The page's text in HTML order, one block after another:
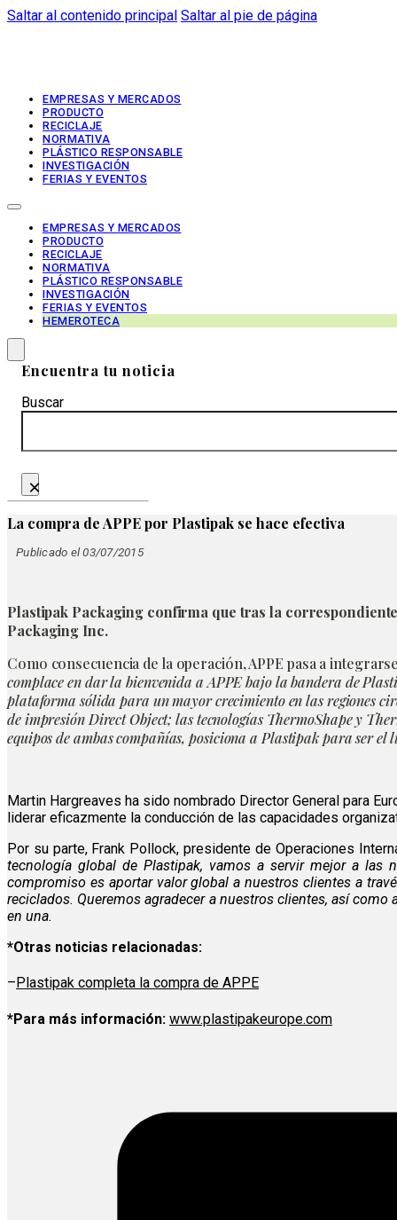
Saltar al contenido principal Saltar al pie de página
EMPRESAS Y MERCADOS
PRODUCTO
RECICLAJE
NORMATIVA
PLÁSTICO RESPONSABLE
INVESTIGACIÓN
FERIAS Y EVENTOS
EMPRESAS Y MERCADOS
PRODUCTO
RECICLAJE
NORMATIVA
PLÁSTICO RESPONSABLE
INVESTIGACIÓN
FERIAS Y EVENTOS
HEMEROTECA
Encuentra tu noticia
Buscar
×
La compra de APPE por Plastipak se hace efectiva
Publicado el 03/07/2015
Plastipak Packaging confirma que tras la
Packaging Inc.
Como consecuencia de la operación, APPE pasa a
complace en dar la bienvenida a APPE bajo la bandera de
plataforma sólida para un mayor crecimiento en las regiones
de impresión Direct Object; las tecnologías ThermoShape y
equipos de ambas compañías, posiciona a Plastipak para ser
Martin Hargreaves ha sido nombrado Director General para
liderar eficazmente la conducción de las capacidades
Por su parte, Frank Pollock, presidente de Operaciones
tecnología global de Plastipak, vamos a servir mejor a las
compromiso es aportar valor global a nuestros clientes a
reciclados. Queremos agradecer a nuestros clientes, así
en una.
*Otras noticias relacionadas:
– Plastipak completa la compra de APPE
*Para más información: www.plastipakeurope.com